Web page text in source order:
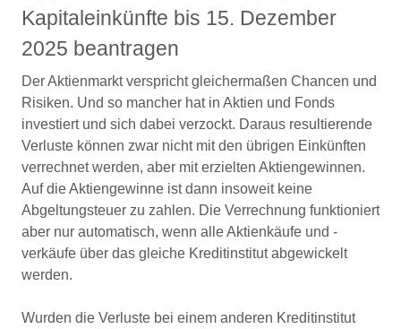
Kapitaleinkünfte bis 15. Dezember
2025 beantragen
Der Aktienmarkt verspricht gleichermaßen Chancen und
Risiken. Und so mancher hat in Aktien und Fonds
investiert und sich dabei verzockt. Daraus resultierende
Verluste können zwar nicht mit den übrigen Einkünften
verrechnet werden, aber mit erzielten Aktiengewinnen.
Auf die Aktiengewinne ist dann insoweit keine
Abgeltungsteuer zu zahlen. Die Verrechnung funktioniert
aber nur automatisch, wenn alle Aktienkäufe und -
verkäufe über das gleiche Kreditinstitut abgewickelt
werden.
Wurden die Verluste bei einem anderen Kreditinstitut